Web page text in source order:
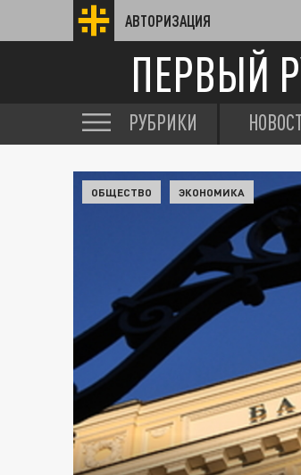
АВТОРИЗАЦИЯ
ПЕРВЫЙ
РУБРИКИ
ОБЩЕСТВО ЭКОНОМИКА